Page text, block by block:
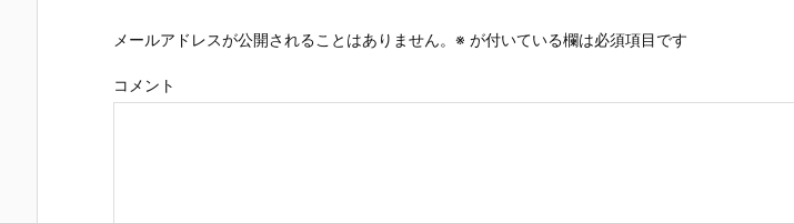
メールアドレスが公開されることはありません。 ※ が付いている欄は必須項目です
コメント